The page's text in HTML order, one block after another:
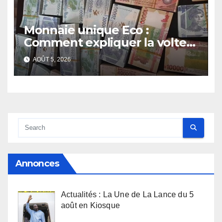
Monnaie unique Eco :
Comment expliquer la volte-
face de la Guinée
AOÛT 5, 2026
Annonces
Actualités : La Une de La Lance du 5
août en Kiosque